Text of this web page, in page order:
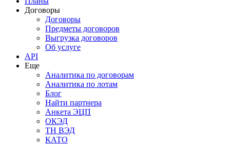
Договоры
Договоры
Предметы договоров
Выгрузка договоров
Об услуге
API
Еще
Аналитика по договорам
Аналитика по лотам
Блог
Найти партнера
Анкета ЭЦП
ОКЭД
ТН ВЭД
КАТО